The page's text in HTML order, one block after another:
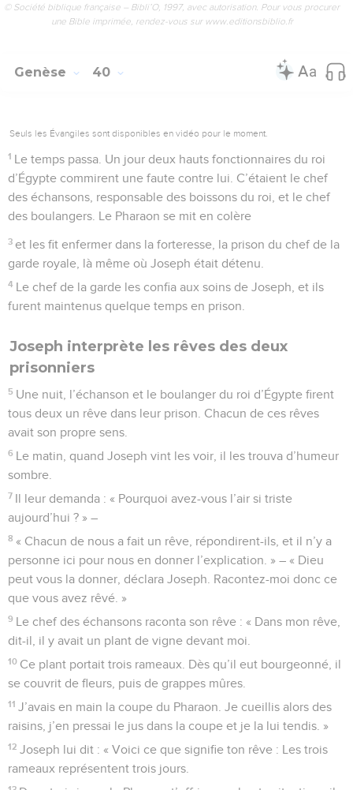
© Société biblique française – Bibli’O, 1997, avec autorisation. Pour vous procurer
une Bible imprimée, rendez-vous sur www.editionsbiblio.fr
Genèse 40
Seuls les Évangiles sont disponibles en vidéo pour le moment.
1 Le temps passa. Un jour deux hauts fonctionnaires du roi
d’Égypte commirent une faute contre lui. C’étaient le chef
des échansons, responsable des boissons du roi, et le chef
des boulangers. Le Pharaon se mit en colère
3 et les fit enfermer dans la forteresse, la prison du chef de la
garde royale, là même où Joseph était détenu.
4 Le chef de la garde les confia aux soins de Joseph, et ils
furent maintenus quelque temps en prison.
Joseph interprète les rêves des deux
prisonniers
5 Une nuit, l’échanson et le boulanger du roi d’Égypte firent
tous deux un rêve dans leur prison. Chacun de ces rêves
avait son propre sens.
6 Le matin, quand Joseph vint les voir, il les trouva d’humeur
sombre.
7 Il leur demanda : « Pourquoi avez-vous l’air si triste
aujourd’hui ? » –
8 « Chacun de nous a fait un rêve, répondirent-ils, et il n’y a
personne ici pour nous en donner l’explication. » – « Dieu
peut vous la donner, déclara Joseph. Racontez-moi donc ce
que vous avez rêvé. »
9 Le chef des échansons raconta son rêve : « Dans mon rêve,
dit-il, il y avait un plant de vigne devant moi.
10 Ce plant portait trois rameaux. Dès qu’il eut bourgeonné, il
se couvrit de fleurs, puis de grappes mûres.
11 J’avais en main la coupe du Pharaon. Je cueillis alors des
raisins, j’en pressai le jus dans la coupe et je la lui tendis. »
12 Joseph lui dit : « Voici ce que signifie ton rêve : Les trois
rameaux représentent trois jours.